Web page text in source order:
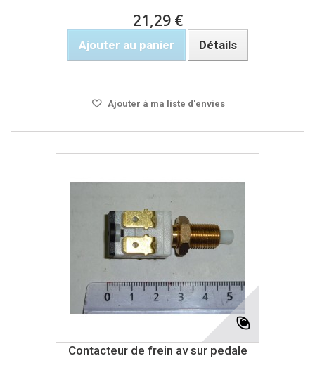
21,29 €
Ajouter au panier Détails
Ajouter à ma liste d'envies
Contacteur de frein av sur pedale